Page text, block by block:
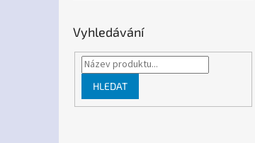
Vyhledávání
HLEDAT